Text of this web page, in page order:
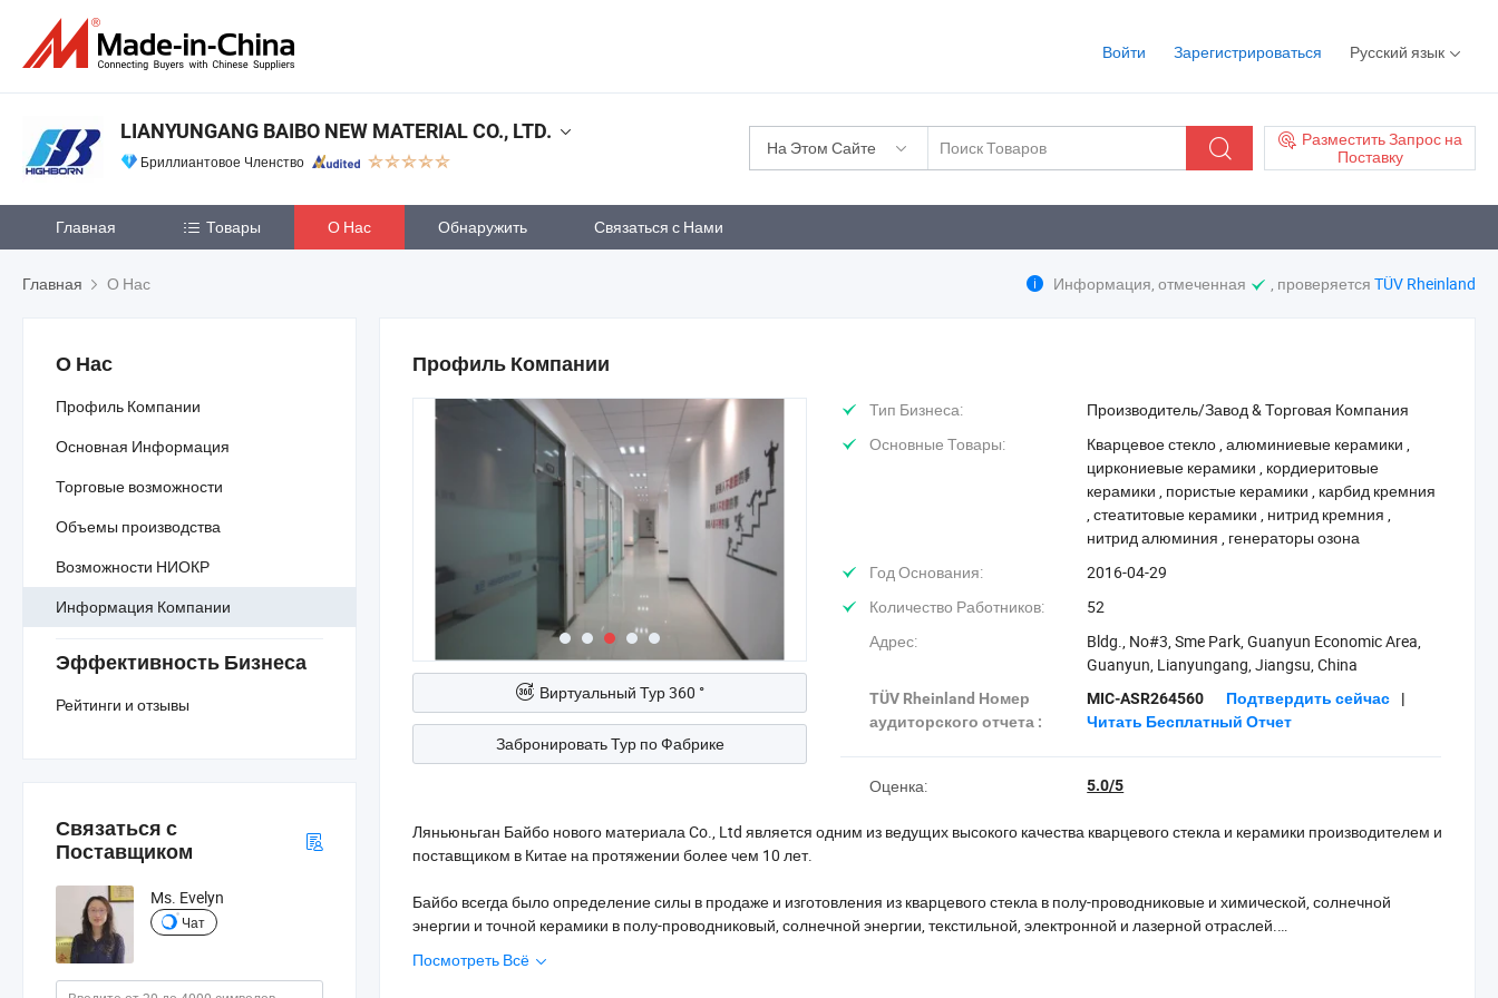
Войти Зарегистрироваться Русский язык
На Этом Сайте
Разместить Запрос на
Поставку
LIANYUNGANG BAIBO NEW MATERIAL CO., LTD.
Бриллиантовое Членство
Главная Товары О Нас Обнаружить Связаться с Нами
Информация, отмеченная , проверяется TÜV Rheinland
Главная О Нас
О Нас
Профиль Компании
Основная Информация
Торговые возможности
Объемы производства
Возможности НИОКР
Информация Компании
Эффективность Бизнеса
Рейтинги и отзывы
Связаться с
Поставщиком
Ms. Evelyn
Чат
Профиль Компании
Виртуальный Тур 360 °
Забронировать Тур по Фабрике
Тип Бизнеса:
Производитель/Завод & Торговая Компания
Основные Товары:
‪Кварцевое стекло‬,‪алюминиевые керамики‬ ,
‪циркониевые керамики‬ , ‪кордиеритовые
керамики‬ , ‪пористые керамики‬ , ‪карбид кремния‬
,‪стеатитовые керамики‬ , ‪нитрид кремния‬ ,
‪нитрид алюминия‬ , ‪генераторы озона‬
Год Основания:
2016-04-29
Количество Работников:
52
Адрес:
Bldg., No#3, Sme Park, Guanyun Economic Area,
Guanyun, Lianyungang, Jiangsu, China
TÜV Rheinland Номер
аудиторского отчета :
MIC-ASR264560 Подтвердить сейчас
|
Читать Бесплатный Отчет
Оценка: 5.0/5
Ляньюньган Байбо нового материала Co., Ltd является одним из ведущих высокого качества кварцевого стекла и керамики производителем и
поставщиком в Китае на протяжении более чем 10 лет.
Байбо всегда было определение силы в продаже и изготовления из кварцевого стекла в полу-проводниковые и химической, солнечной
энергии и точной керамики в полу-проводниковый, солнечной энергии, текстильной, электронной и лазерной отраслей.
Мы не только освоили технологию изготовления, наша сила всегда была основана на наборе прослушивание и понимание наших
Посмотреть Всё